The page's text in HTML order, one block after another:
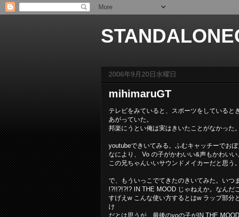
2006年9月20日水曜日
mihimaruGT
テレビをみていると、スポーツをしていると
あがっていた。
邦楽にうとい俺は実はきいたことがなかった。
youtubeできいてみる。ふむキャッチーでお
なにより、 Vo の子がかわいい&声もかわいい
この兄ちゃんいいサウンドメイカーだと思う。
で、もういっこでてきたのきいてみた。いつ
!?!!?!?!? IN THE MOOD じゃねえか。なんだ
すげえw こんな使い方するとはw ラップ部分
け
だとは思うが、最後のvoの子がIN THE